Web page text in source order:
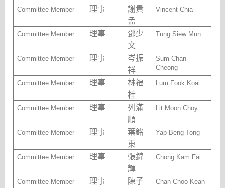
Committee Member 理事
謝貴
孟
Vincent Chia
Committee Member 理事
鄧少
文
Tung Siew Mun
Committee Member 理事
岑振
祥
Sum Chan
Cheong
Committee Member 理事
林福
桂
Lum Fook Koai
Committee Member 理事
列滿
順
Lit Moon Choy
Committee Member 理事
葉銘
東
Yap Beng Tong
Committee Member 理事
張錦
輝
Chong Kam Fai
Committee Member 理事
陳子
Chan Choo Kean